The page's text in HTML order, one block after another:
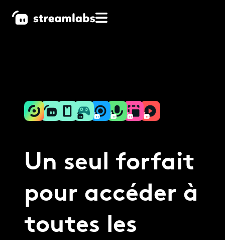
Un seul forfait
pour accéder à
toutes les